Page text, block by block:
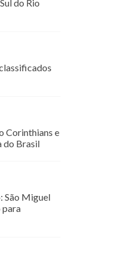
do Rio
Corinthians e
do Brasil
São Miguel
para